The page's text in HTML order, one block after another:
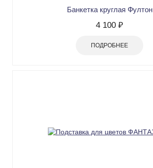
Банкетка круглая Фултон
4 100 ₽
ПОДРОБНЕЕ